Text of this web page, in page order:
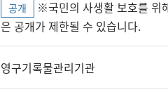
공개
은 공개가 제한될 수 있습니다.
영구기록물관리기관